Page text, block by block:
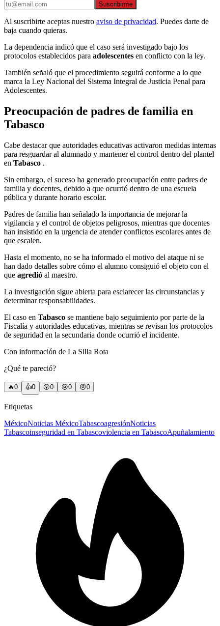
Suscribirme
Al suscribirte aceptas nuestro aviso de privacidad. Puedes darte de
baja cuando quieras.
La dependencia indicó que el caso será investigado bajo los
protocolos establecidos para adolescentes en conflicto con la ley.
También señaló que el procedimiento seguirá conforme a lo que
marca la Ley Nacional del Sistema Integral de Justicia Penal para
Adolescentes.
Preocupación de padres de familia en
Tabasco
Cabe destacar que autoridades educativas activaron medidas internas
para resguardar al alumnado y mantener el control dentro del plantel
en Tabasco .
Sin embargo, el suceso ha generado preocupación entre padres de
familia y docentes, debido a que ocurrió dentro de una escuela
pública y durante horario escolar.
Padres de familia han señalado la importancia de mejorar la
vigilancia y el control de objetos peligrosos, mientras que docentes
han insistido en la urgencia de atender conflictos escolares antes de
que escalen.
Hasta el momento, no se ha informado el motivo del ataque ni se
han dado detalles sobre cómo el alumno consiguió el objeto con el
que agredió al maestro.
La investigación sigue abierta para esclarecer las circunstancias y
determinar responsabilidades.
El caso en Tabasco se mantiene bajo seguimiento por parte de la
Fiscalía y autoridades educativas, mientras se revisan los protocolos
de seguridad en la secundaria donde ocurrió el incidente.
Con información de La Silla Rota
¿Qué te pareció?
🔥0 👍0 😲0 😢0 😠0
Etiquetas
MéxicoNoticias MéxicoTabascoagresiónNoticias
Tabascoinseguridad en Tabascoviolencia en TabascoApuñalamiento